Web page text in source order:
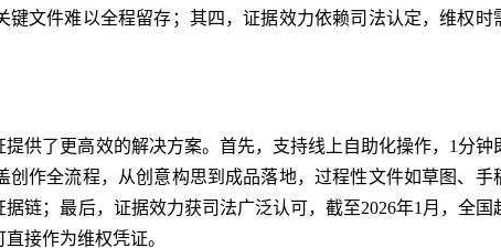
文件难以全程留存；其四，证据效力依赖司法认定，维权时
供了更高效的解决方案。首先，支持线上自助化操作，1分钟
作全流程，从创意构思到成品落地，过程性文件如草图、手
链；最后，证据效力获司法广泛认可，截至2026年1月，全国
接作为维权凭证。